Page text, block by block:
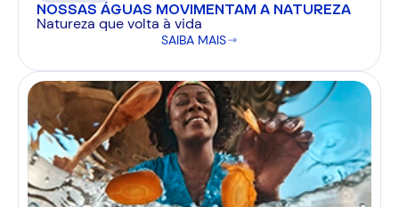
NOSSAS ÁGUAS MOVIMENTAM A NATUREZA
Natureza que volta à vida
SAIBA MAIS